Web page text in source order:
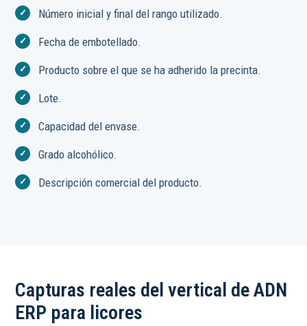
Número inicial y final del rango utilizado.
Fecha de embotellado.
Producto sobre el que se ha adherido la precinta.
Lote.
Capacidad del envase.
Grado alcohólico.
Descripción comercial del producto.
Capturas reales del vertical de ADN
ERP para licores